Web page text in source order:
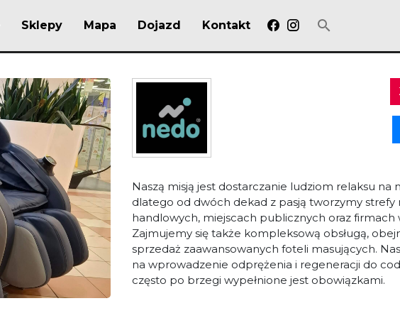
Sklepy Mapa Dojazd Kontakt
Naszą misją jest dostarczanie ludziom relaksu na
dlatego od dwóch dekad z pasją tworzymy strefy
handlowych, miejscach publicznych oraz firmach
Zajmujemy się także kompleksową obsługą,
sprzedaż zaawansowanych foteli masujących.
na wprowadzenie odprężenia i regeneracji do
często po brzegi wypełnione jest obowiązkami.